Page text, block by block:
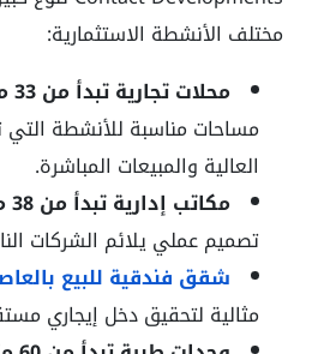
مختلف الأنشطة الاستثمارية:
محلات تجارية تبدأ من 33 متر
مساحات مناسبة للأنشطة التي
العالية والمبيعات المباشرة.
مكاتب إدارية تبدأ من 38 متر
تصميم عملي يلائم الشركات
شقق فندقية للبيع
مثالية لتحقيق دخل إيجاري